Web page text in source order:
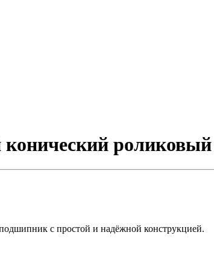
конический
с простой и надёжной конструкцией.